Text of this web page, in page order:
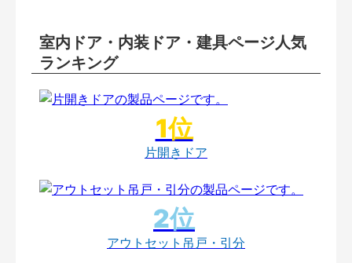
室内ドア・内装ドア・建具ページ人気
ランキング
片開きドア
アウトセット吊戸・引分